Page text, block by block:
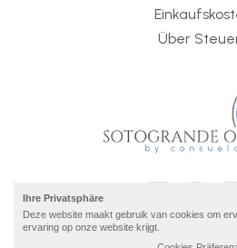
Über
Ihre Privatsphäre
Deze website maakt gebruik van cookies om
ervaring op onze website krijgt.